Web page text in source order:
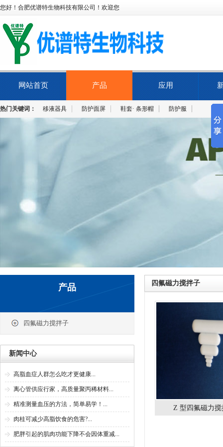
您好！合肥优谱特生物科技有限公司！欢迎您
网站首页 产品 应用
热门关键词： 移液器具 防护面屏 鞋套· 条形帽 防护服
产品
四氟磁力搅拌子
新闻中心
高脂血症人群怎么吃才更健康...
离心管供应行家，高质量聚丙稀材料...
精准测量血压的方法，简单易学！...
肉桂可减少高脂饮食的危害?...
肥胖引起的肌肉功能下降不会因体重减...
四氟磁力搅拌子
Z 型四氟磁力搅